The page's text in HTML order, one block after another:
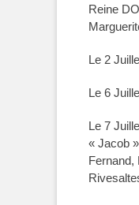
Reine
Le 2
Le 6
Le 7
« Jacob
Fernand,